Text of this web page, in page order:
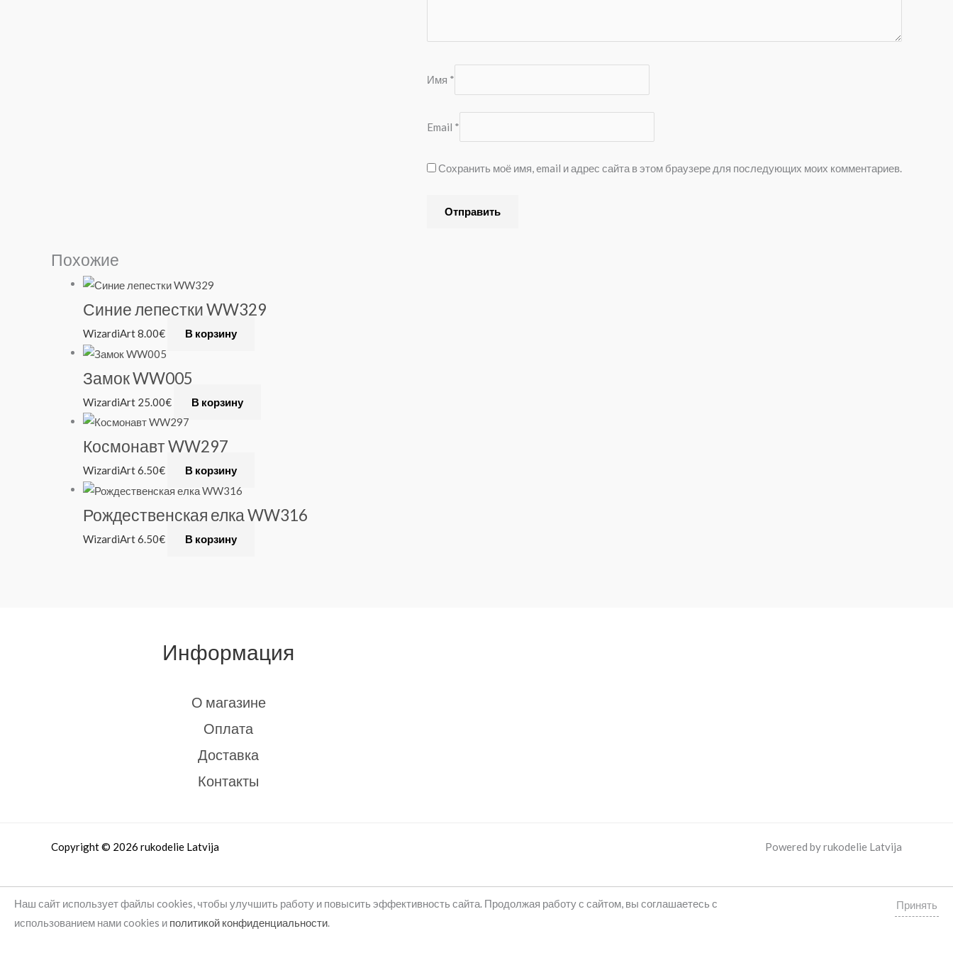
Имя *
Email *
Сохранить моё имя, email и адрес сайта в этом браузере для последующих моих комментариев.
Похожие
Синие лепестки WW329
WizardiArt8.00€ В корзину
Замок WW005
WizardiArt 25.00€ В корзину
Космонавт WW297
WizardiArt6.50€ В корзину
Рождественская елка WW316
WizardiArt6.50€ В корзину
Информация
О магазине
Оплата
Доставка
Контакты
Copyright © 2026 rukodelie Latvija Powered by rukodelie Latvija
Наш сайт использует файлы cookies, чтобы улучшить работу и повысить эффективность сайта. Продолжая работу с сайтом, вы соглашаетесь с
использованием нами cookies и политикой конфиденциальности.
Принять